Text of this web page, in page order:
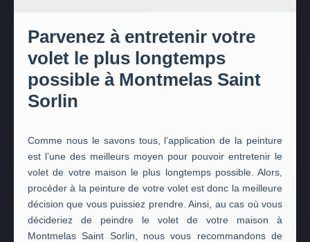
Parvenez à entretenir votre
volet le plus longtemps
possible à Montmelas Saint
Sorlin
Comme nous le savons tous, l’application de la peinture
est l’une des meilleurs moyen pour pouvoir entretenir le
volet de votre maison le plus longtemps possible. Alors,
procéder à la peinture de votre volet est donc la meilleure
décision que vous puissiez prendre. Ainsi, au cas où vous
décideriez de peindre le volet de votre maison à
Montmelas Saint Sorlin, nous vous recommandons de